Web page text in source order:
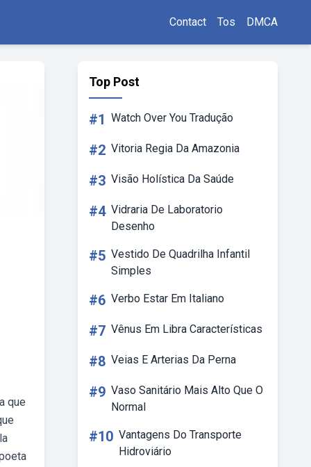
Contact Tos DMCA
que
Top Post
#1 Watch Over You Tradução
#2 Vitoria Regia Da Amazonia
#3 Visão Holística Da Saúde
#4 Vidraria De Laboratorio
Desenho
#5 Vestido De Quadrilha Infantil
Simples
#6 Verbo Estar Em Italiano
#7 Vênus Em Libra Características
#8 Veias E Arterias Da Perna
#9 Vaso Sanitário Mais Alto Que O
Normal
#10 Vantagens Do Transporte
Hidroviário